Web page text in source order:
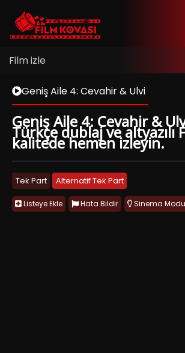
Film izle
Geniş Aile 4: Cevahir & Ulvi
Geniş Aile 4: Cevahir &
Türkçe dublaj ve altyazılı
kalitede hemen izleyin.
Tek Part Alternatif Tek Part
Listeye Ekle Hata Bildir Sinema Modu